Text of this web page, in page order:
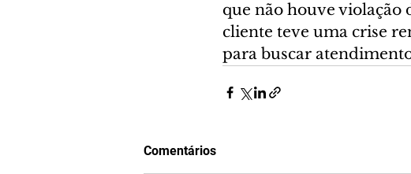
que não houve violação
cliente teve uma crise
para buscar
Comentários